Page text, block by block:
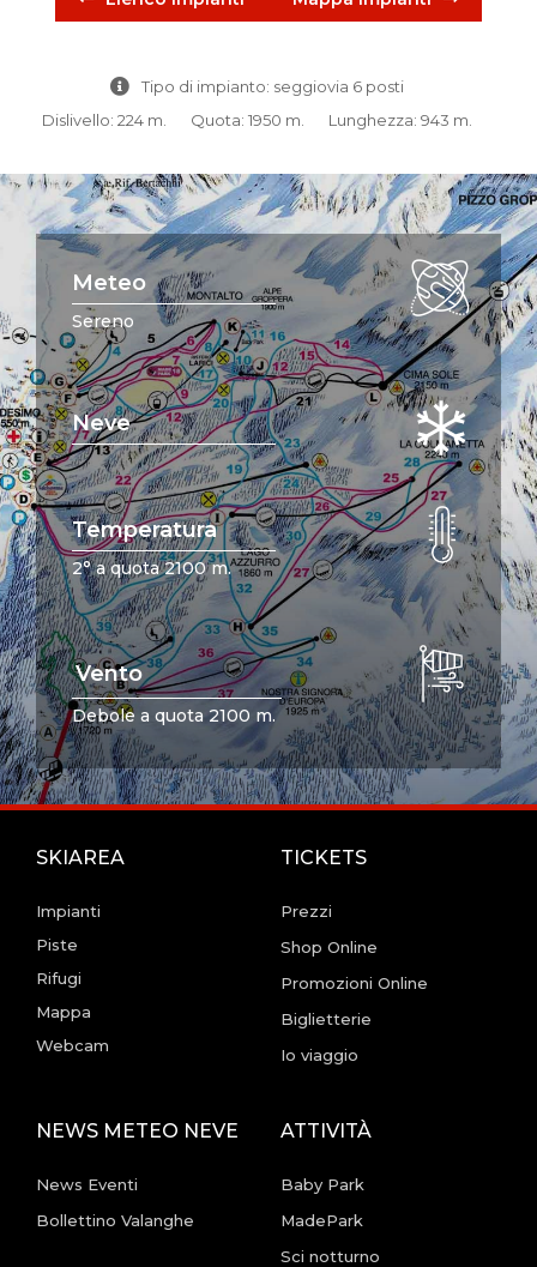
Tipo di impianto: seggiovia 6 posti
Dislivello: 224 m.
Quota: 1950 m. Lunghezza: 943 m.
Meteo
Sereno
Neve
Temperatura
2° a quota 2100 m.
Vento
Debole a quota 2100 m.
SKIAREA
Impianti
Piste
Rifugi
Mappa
Webcam
TICKETS
Prezzi
Shop Online
Promozioni Online
Biglietterie
Io viaggio
NEWS METEO NEVE
News Eventi
Bollettino Valanghe
ATTIVITÀ
Baby Park
MadePark
Sci notturno